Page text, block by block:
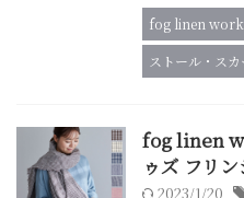
fog linen work
ストール・スカ
fog linen
ゥズ フリ
2023/1/20